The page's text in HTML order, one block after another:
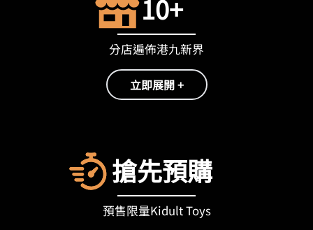
10+
分店遍佈港九新界
立即展開 +
搶先預購
預售限量Kidult Toys